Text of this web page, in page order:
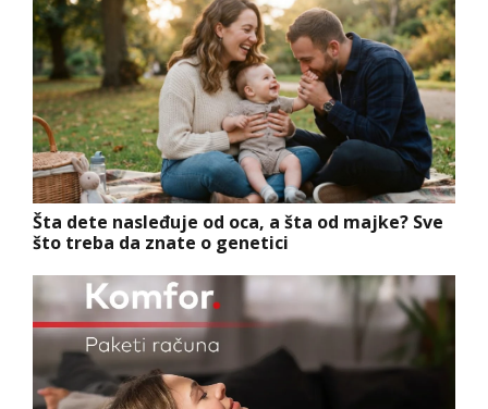
Šta dete nasleđuje od oca, a šta od majke? Sve
što treba da znate o genetici